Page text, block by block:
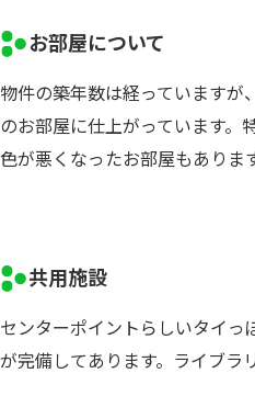
お部屋について
物件の築年数は経っています
のお部屋に仕上がっています。
色が悪くなったお部屋もありま
共用施設
センターポイントらしいタイ
が完備してあります。ライブラ